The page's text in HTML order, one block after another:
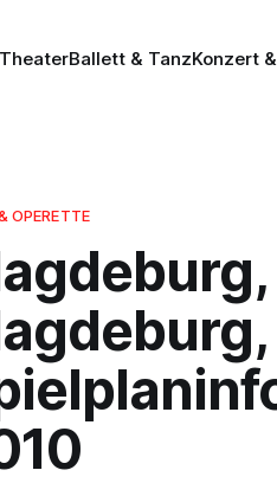
Ballett & TanzKonzert
OPERETTE